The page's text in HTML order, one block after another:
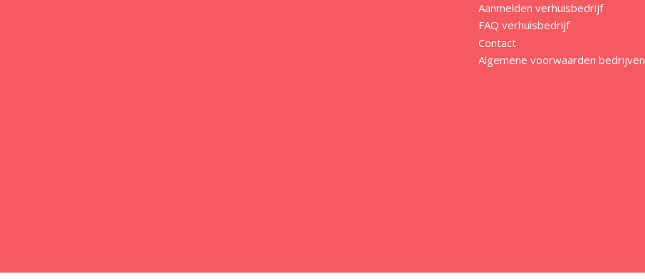
Aanmelden verhuisbedrijf
FAQ verhuisbedrijf
Contact
Algemene voorwaarden bedrijven